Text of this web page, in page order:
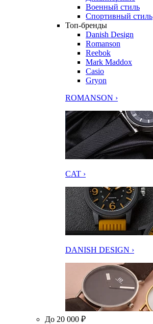
Военный стиль
Спортивный стиль
Топ-бренды
Danish Design
Romanson
Reebok
Mark Maddox
Casio
Gryon
ROMANSON ›
CAT ›
DANISH DESIGN ›
До 20 000 ₽